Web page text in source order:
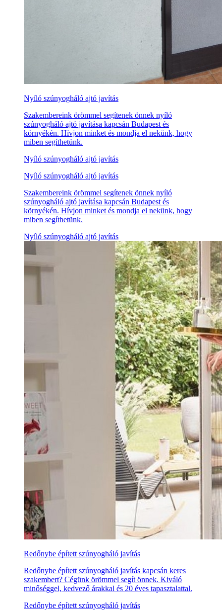
Nyíló szúnyogháló ajtó javítás
Szakembereink örömmel segítenek önnek nyíló
szúnyogháló ajtó javítása kapcsán Budapest és
környékén. Hívjon minket és mondja el nekünk, hogy
miben segíthetünk.
Nyíló szúnyogháló ajtó javítás
Nyíló szúnyogháló ajtó javítás
Szakembereink örömmel segítenek önnek nyíló
szúnyogháló ajtó javítása kapcsán Budapest és
környékén. Hívjon minket és mondja el nekünk, hogy
miben segíthetünk.
Nyíló szúnyogháló ajtó javítás
Redőnybe épített szúnyogháló javítás
Redőnybe épített szúnyogháló javítás kapcsán keres
szakembert? Cégünk örömmel segít önnek. Kiváló
minőséggel, kedvező árakkal és 20 éves tapasztalattal.
Redőnybe épített szúnyogháló javítás